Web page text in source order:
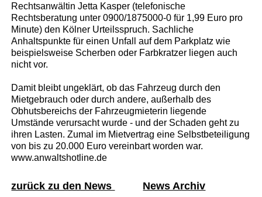
Rechtsanwältin Jetta Kasper (telefonische
Rechtsberatung unter 0900/1875000-0 für 1,99 Euro pro
Minute) den Kölner Urteilsspruch. Sachliche
Anhaltspunkte für einen Unfall auf dem Parkplatz wie
beispielsweise Scherben oder Farbkratzer liegen auch
nicht vor.
Damit bleibt ungeklärt, ob das Fahrzeug durch den
Mietgebrauch oder durch andere, außerhalb des
Obhutsbereichs der Fahrzeugmieterin liegende
Umstände verursacht wurde - und der Schaden geht zu
ihren Lasten. Zumal im Mietvertrag eine Selbstbeteiligung
von bis zu 20.000 Euro vereinbart worden war.
www.anwaltshotline.de
zurück zu den News News Archiv